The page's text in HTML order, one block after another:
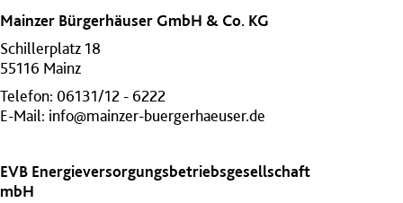
Mainzer Bürgerhäuser GmbH & Co. KG
Schillerplatz 18
55116 Mainz
Telefon: 06131/12 - 6222
E-Mail: info@mainzer-buergerhaeuser.de
EVB Energieversorgungsbetriebsgesellschaft
mbH